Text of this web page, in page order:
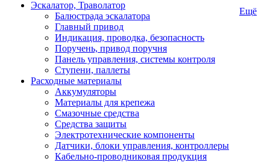
Эскалатор, Траволатор
Балюстрада эскалатора
Главный привод
Индикация, проводка, безопасность
Поручень, привод поручня
Панель управления, системы контроля
Ступени, паллеты
Расходные материалы
Аккумуляторы
Материалы для крепежа
Смазочные средства
Средства защиты
Электротехнические компоненты
Датчики, блоки управления, контроллеры
Кабельно-проводниковая продукция
Ещё